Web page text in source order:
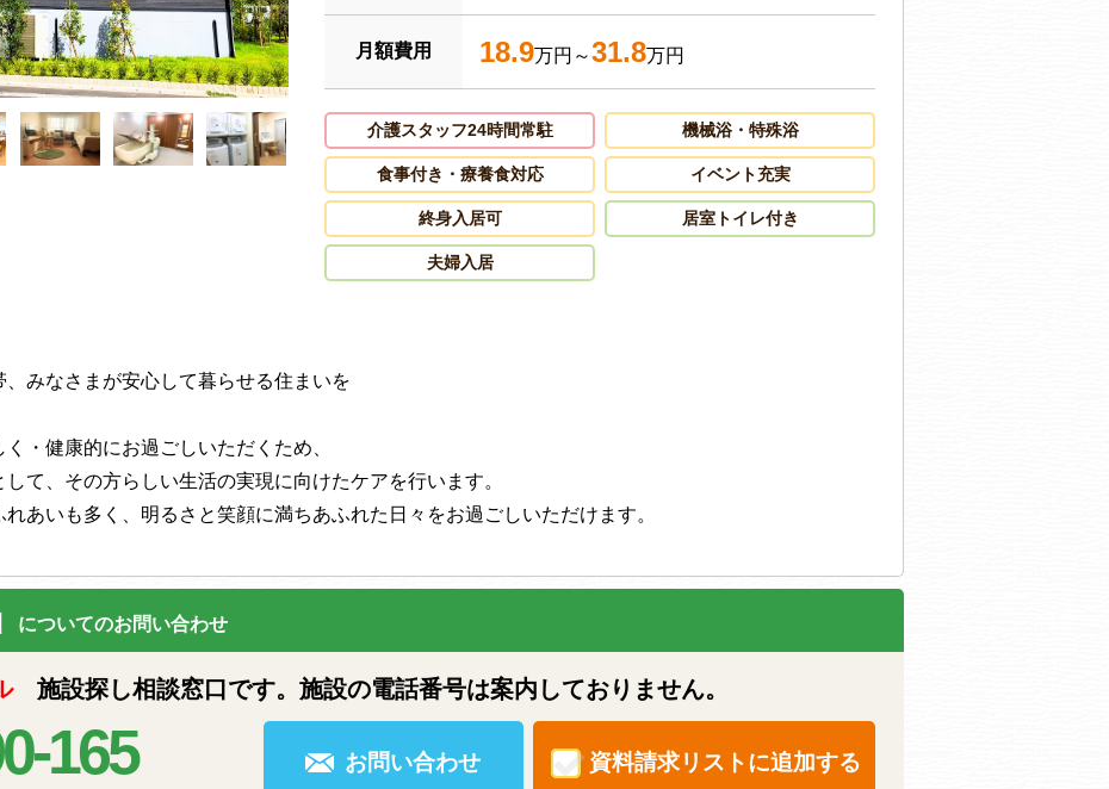
月額費用 18.9万円～31.8万円
介護スタッフ24時間常駐 機械浴・特殊浴
食事付き・療養食対応 イベント充実
終身入居可 居室トイレ付き
夫婦入居
みなさまが安心して暮らせる住まいを
・健康的にお過ごしいただくため、
て、その方らしい生活の実現に向けたケアを行います。
あいも多く、明るさと笑顔に満ちあふれた日々をお過ごしいただけます。
についてのお問い合わせ
施設探し相談窓口です。施設の電話番号は案内しておりません。
165 お問い合わせ 資料請求リストに追加する